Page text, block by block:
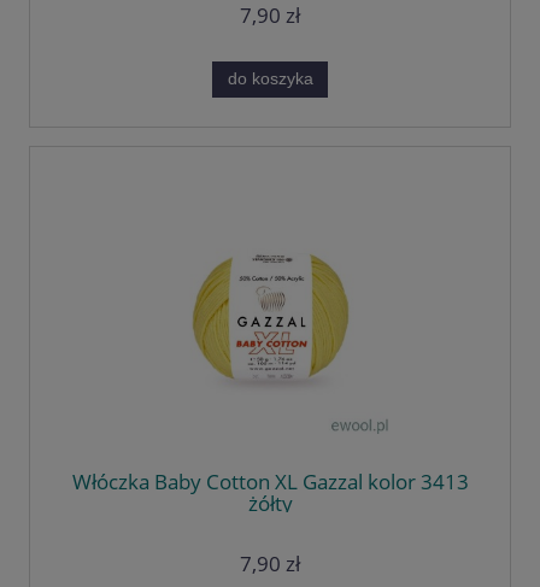
7,90 zł
do koszyka
Włóczka Baby Cotton XL Gazzal kolor 3413
żółty
7,90 zł